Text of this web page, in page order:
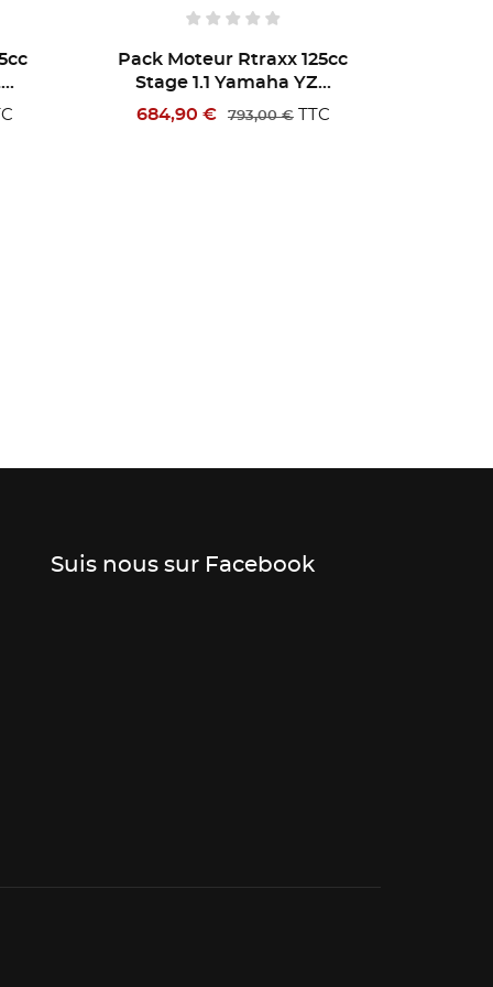
Pack Moteur Rtraxx 125cc
Stage 3.1 Yamaha YZ...
1 713,94 €
1 969,41 € TTC
Suis nous sur Facebook